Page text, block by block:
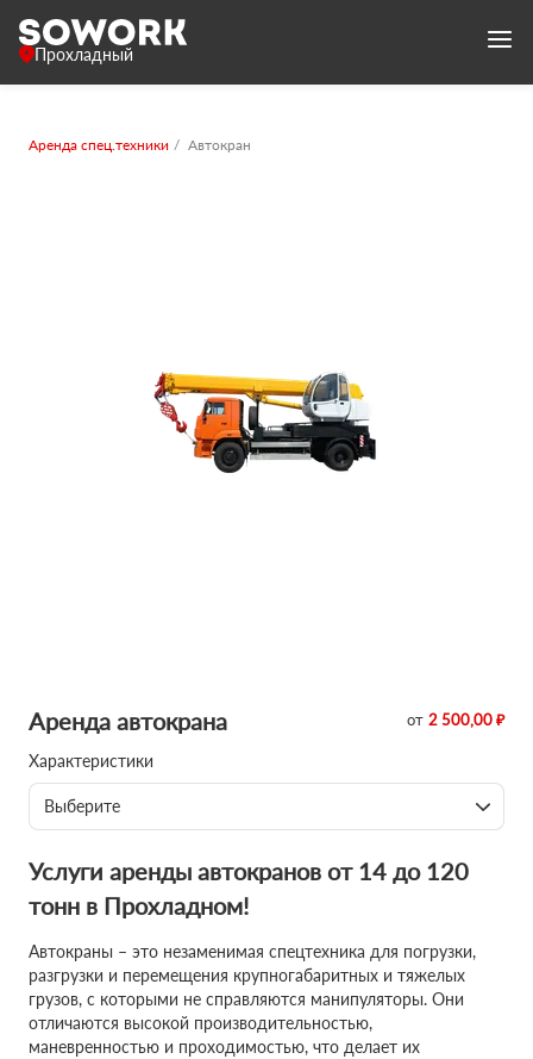
Прохладный
Аренда спец.техники Автокран
Аренда автокрана от 2 500,00 ₽
Характеристики
Выберите
Услуги аренды автокранов от 14 до 120
тонн в Прохладном!
Автокраны – это незаменимая спецтехника для погрузки,
разгрузки и перемещения крупногабаритных и тяжелых
грузов, с которыми не справляются манипуляторы. Они
отличаются высокой производительностью,
маневренностью и проходимостью, что делает их